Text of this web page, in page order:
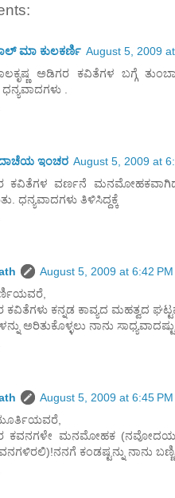
ಮಾ ಕುಲಕರ್ಣಿ August 5, 2009
ಅಡಿಗರ ಕವಿತೆಗಳ ಬಗ್ಗೆ
.
ಇಂಚರ August 5, 2009 at
ಕವಿತೆಗಳ ವರ್ಣನೆ
ಧನ್ಯವಾದಗಳು ತಿಳಿಸಿದ್ದಕ್ಕೆ
August 5, 2009 at 6:42 PM
ಕನ್ನಡ ಕಾವ್ಯದ ಮಹತ್ವದ
ಅರಿತುಕೊಳ್ಳಲು ನಾನು
August 5, 2009 at 6:45 PM
ಕವನಗಳೇ ಮನಮೋಹಕ (ನವೋದಯ
ಕಂಡಷ್ಟನ್ನು ನಾನು